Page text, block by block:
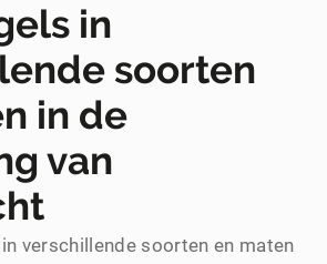
in
soorten
in de
van
verschillende soorten en maten